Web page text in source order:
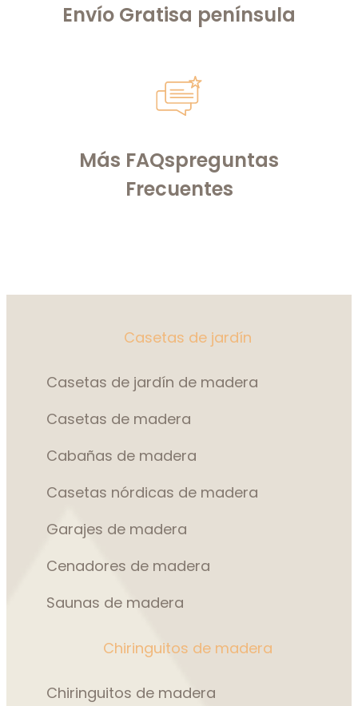
Envío Gratisa península
Más FAQspreguntas
Frecuentes
Casetas de jardín
Casetas de jardín de madera
Casetas de madera
Cabañas de madera
Casetas nórdicas de madera
Garajes de madera
Cenadores de madera
Saunas de madera
Chiringuitos de madera
Chiringuitos de madera